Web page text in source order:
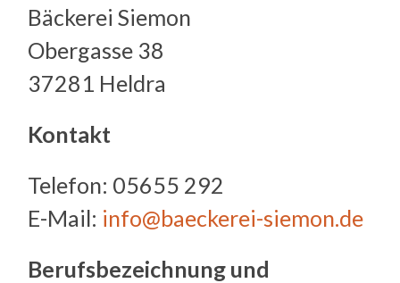
Bäckerei Siemon
Obergasse 38
37281 Heldra
Kontakt
Telefon: 05655 292
E-Mail: info@baeckerei-siemon.de
Berufsbezeichnung und